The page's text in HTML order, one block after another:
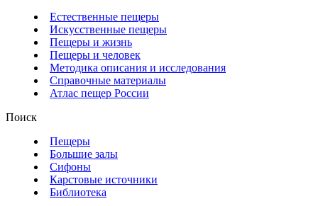
Естественные пещеры
Искусственные пещеры
Пещеры и жизнь
Пещеры и человек
Методика описания и исследования
Справочные материалы
Атлас пещер России
Поиск
Пещеры
Большие залы
Сифоны
Карстовые источники
Библиотека